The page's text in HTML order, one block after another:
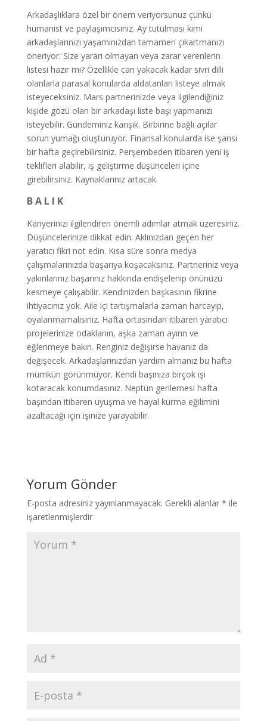
Arkadaşlıklara özel bir önem veriyorsunuz çünkü
hümanist ve paylaşımcısınız. Ay tutulması kimi
arkadaşlarınızı yaşamınızdan tamamen çıkartmanızı
öneriyor. Size yararı olmayan veya zarar verenlerin
listesi hazır mı? Özellikle can yakacak kadar sivri dilli
olanlarla parasal konularda aldatanları listeye almak
isteyeceksiniz. Mars partnerinizde veya ilgilendiğiniz
kişide gözü olan bir arkadaşı liste başı yapmanızı
isteyebilir. Gündeminiz karışık. Birbirine bağlı açılar
sorun yumağı oluşturuyor. Finansal konularda ise şansı
bir hafta geçirebilirsiniz. Perşembeden itibaren yeni iş
teklifleri alabilir, iş geliştirme düşünceleri içine
girebilirsiniz. Kaynaklarınız artacak.
B A L I K
Kariyerinizi ilgilendiren önemli adımlar atmak üzeresiniz.
Düşüncelerinize dikkat edin. Aklınızdan geçen her
yaratıcı fikri not edin. Kısa süre sonra medya
çalışmalarınızda başarıya koşacaksınız. Partneriniz veya
yakınlarınız başarınız hakkında endişelenip önünüzü
kesmeye çalışabilir. Kendinizden başkasının fikrine
ihtiyacınız yok. Aile içi tartışmalarla zaman harcayıp,
oyalanmamalısınız. Hafta ortasından itibaren yaratıcı
projelerinize odaklanın, aşka zaman ayırın ve
eğlenmeye bakın. Renginiz değişirse havanız da
değişecek. Arkadaşlarınızdan yardım almanız bu hafta
mümkün görünmüyor. Kendi başınıza birçok işi
kotaracak konumdasınız. Neptün gerilemesi hafta
başından itibaren uyuşma ve hayal kurma eğilimini
azaltacağı için işinize yarayabilir.
Yorum Gönder
E-posta adresiniz yayınlanmayacak. Gerekli alanlar * ile
işaretlenmişlerdir